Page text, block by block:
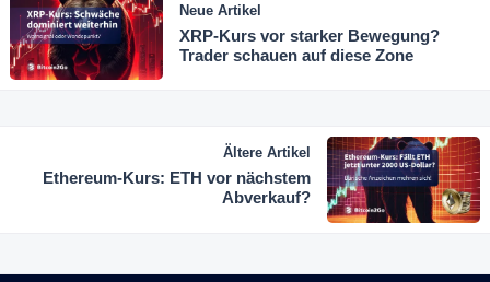
Neue Artikel
XRP-Kurs vor starker Bewegung?
Trader schauen auf diese Zone
Ältere Artikel
Ethereum-Kurs: ETH vor nächstem
Abverkauf?